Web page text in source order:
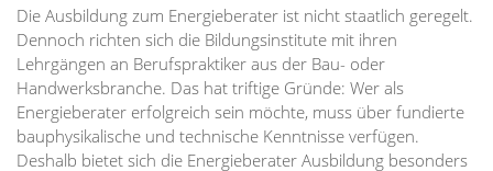
Die Ausbildung zum Energieberater ist nicht staatlich geregelt.
Dennoch richten sich die Bildungsinstitute mit ihren
Lehrgängen an Berufspraktiker aus der Bau- oder
Handwerksbranche. Das hat triftige Gründe: Wer als
Energieberater erfolgreich sein möchte, muss über fundierte
bauphysikalische und technische Kenntnisse verfügen.
Deshalb bietet sich die Energieberater Ausbildung besonders